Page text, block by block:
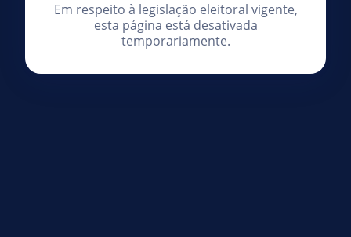
Em respeito à legislação eleitoral vigente,
esta página está desativada
temporariamente.